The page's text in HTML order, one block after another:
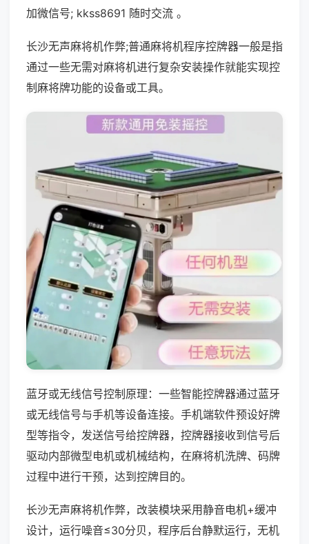
加微信号; kkss8691 随时交流 。
长沙无声麻将机作弊;普通麻将机程序控牌器一般是指
通过一些无需对麻将机进行复杂安装操作就能实现控
制麻将牌功能的设备或工具。
蓝牙或无线信号控制原理：一些智能控牌器通过蓝牙
或无线信号与手机等设备连接。手机端软件预设好牌
型等指令，发送信号给控牌器，控牌器接收到信号后
驱动内部微型电机或机械结构，在麻将机洗牌、码牌
过程中进行干预，达到控牌目的。
长沙无声麻将机作弊，改装模块采用静音电机+缓冲
设计，运行噪音≤30分贝，程序后台静默运行，无机